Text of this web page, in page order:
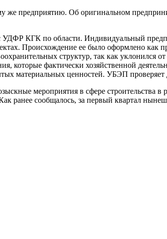
же предприятию. Об оригинальном
УДФР КГК по области. Индивидуальный
Происхождение ее было оформлено как
структур, так как уклонился
которые фактически хозяйственной
материальных ценностей. УБЭП
мероприятия в сфере строительства в
ранее сообщалось, за первый квартал